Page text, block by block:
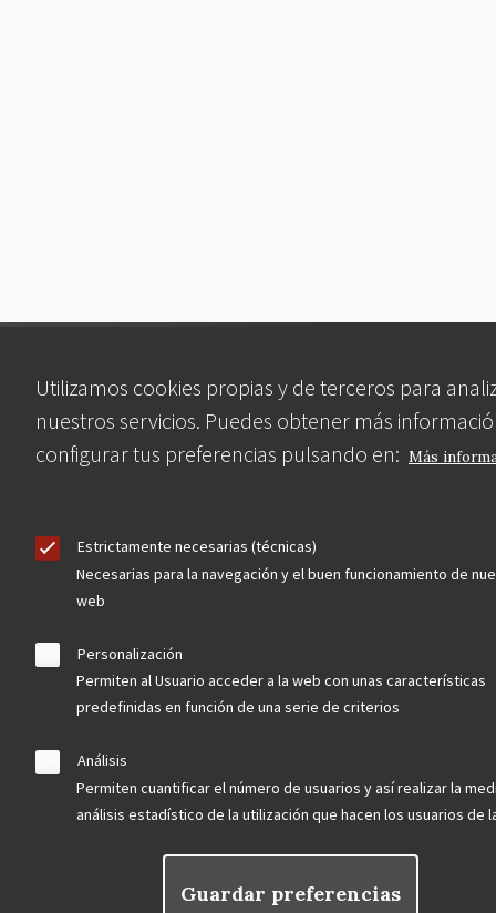
Utilizamos cookies propias y de terceros para
nuestros servicios. Puedes obtener más
configurar tus preferencias pulsando en: Más
Estrictamente necesarias (técnicas)
Necesarias para la navegación y el buen funcionamiento de
web
Personalización
Permiten al Usuario acceder a la web con unas características
predefinidas en función de una serie de criterios
Análisis
Permiten cuantificar el número de usuarios y así realizar la
análisis estadístico de la utilización que hacen los usuarios de
Guardar preferencias
Asociación en defensa del Patrimonio
Natural de la Comunidad de Madrid
Menu
blog
observatorio del patrimonio